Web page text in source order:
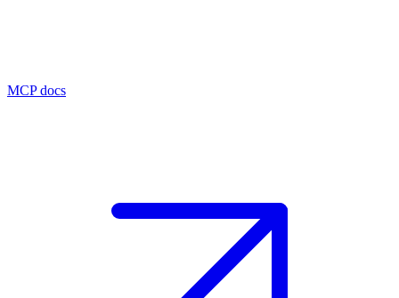
MCP docs